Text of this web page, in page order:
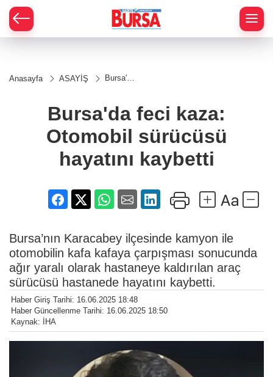
Anasayfa ASAYİŞ
Bursa'da
Otomobil
sürücüsü
kaybetti
Bursa'da feci kaza:
Otomobil sürücüsü
hayatını kaybetti
Bursa’nın Karacabey ilçesinde kamyon ile
otomobilin kafa kafaya çarpışması sonucunda
ağır yaralı olarak hastaneye kaldırılan araç
sürücüsü hastanede hayatını kaybetti.
Haber Giriş Tarihi: 16.06.2025 18:48
Haber Güncellenme Tarihi: 16.06.2025 18:50
Kaynak: İHA